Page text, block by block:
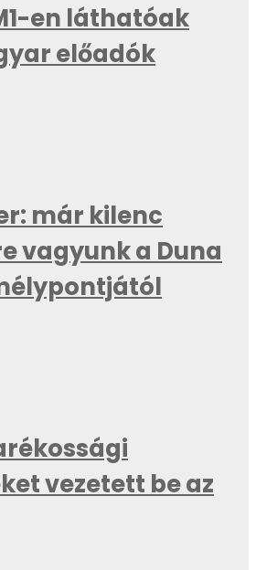
en láthatóak
előadók
már kilenc
vagyunk a Duna
vezetett be az